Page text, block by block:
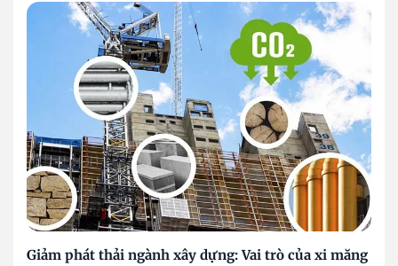
Giảm phát thải ngành xây dựng: Vai trò của xi măng